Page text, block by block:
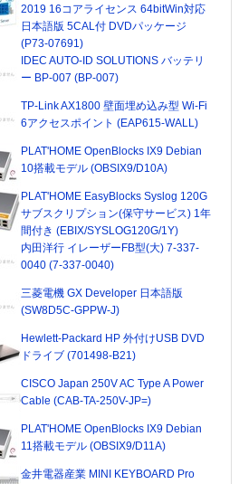
2019 16コアライセンス 64bitWin対応
日本語版 5CAL付 DVDパッケージ
(P73-07691)
IDEC AUTO-ID SOLUTIONS バッテリ
ー BP-007 (BP-007)
TP-Link AX1800 壁面埋め込み型 Wi-Fi
6アクセスポイント (EAP615-WALL)
PLAT'HOME OpenBlocks IX9 Debian
10搭載モデル (OBSIX9/D10A)
PLAT'HOME EasyBlocks Syslog 120G
サブスクリプション(保守サービス) 1年
間付き (EBIX/SYSLOG120G/1Y)
内田洋行 イレーザーFB型(大) 7-337-
0040 (7-337-0040)
三菱電機 GX Developer 日本語版
(SW8D5C-GPPW-J)
Hewlett-Packard HP 外付けUSB DVD
ドライブ (701498-B21)
CISCO Japan 250V AC Type A Power
Cable (CAB-TA-250V-JP=)
PLAT'HOME OpenBlocks IX9 Debian
11搭載モデル (OBSIX9/D11A)
金井電器産業 MINI KEYBOARD Pro